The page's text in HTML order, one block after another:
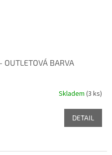
BARVA
Skladem (3 ks)
DETAIL